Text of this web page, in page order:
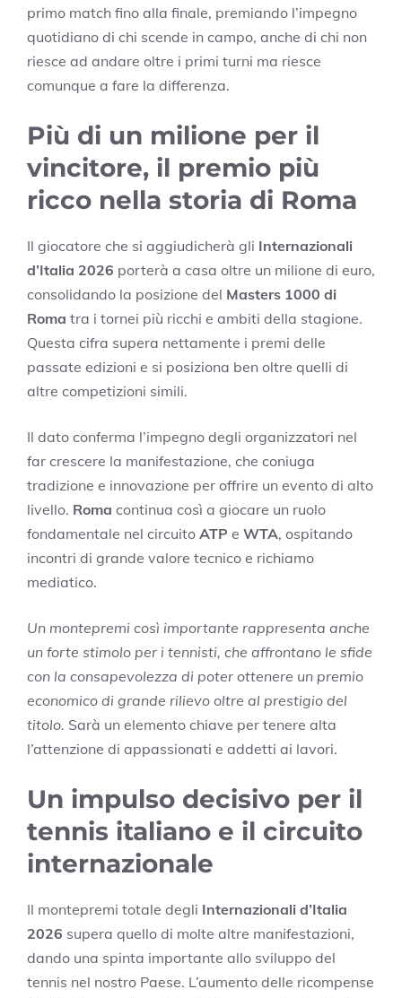
primo match fino alla finale, premiando l’impegno
quotidiano di chi scende in campo, anche di chi non
riesce ad andare oltre i primi turni ma riesce
comunque a fare la differenza.
Più di un milione per il
vincitore, il premio più
ricco nella storia di Roma
Il giocatore che si aggiudicherà gli Internazionali
d’Italia 2026 porterà a casa oltre un milione di euro,
consolidando la posizione del Masters 1000 di
Roma tra i tornei più ricchi e ambiti della stagione.
Questa cifra supera nettamente i premi delle
passate edizioni e si posiziona ben oltre quelli di
altre competizioni simili.
Il dato conferma l’impegno degli organizzatori nel
far crescere la manifestazione, che coniuga
tradizione e innovazione per offrire un evento di alto
livello. Roma continua così a giocare un ruolo
fondamentale nel circuito ATP e WTA, ospitando
incontri di grande valore tecnico e richiamo
mediatico.
Un montepremi così importante rappresenta anche
un forte stimolo per i tennisti, che affrontano le sfide
con la consapevolezza di poter ottenere un premio
economico di grande rilievo oltre al prestigio del
titolo. Sarà un elemento chiave per tenere alta
l’attenzione di appassionati e addetti ai lavori.
Un impulso decisivo per il
tennis italiano e il circuito
internazionale
Il montepremi totale degli Internazionali d’Italia
2026 supera quello di molte altre manifestazioni,
dando una spinta importante allo sviluppo del
tennis nel nostro Paese. L’aumento delle ricompense